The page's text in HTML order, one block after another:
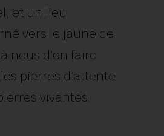
et un lieu
vers le jaune de
nous d’en faire
pierres d’attente
vivantes.